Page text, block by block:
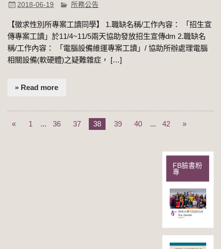
2018-06-19 所務公告
【徵求性別所專案工讀同學】 1.職缺名稱/工作內容： 「招生宣
傳專案工讀」於11/4~11/5兩天協助發放招生宣傳dm 2.職缺名
稱/工作內容： 「電腦設備維運專案工讀」/ 協助所辦處理電腦
相關設備(軟硬體)之疑難雜症， […]
» Read more
« 1 ... 36 37 38 39 40 ... 42 »
FB臉書粉
專